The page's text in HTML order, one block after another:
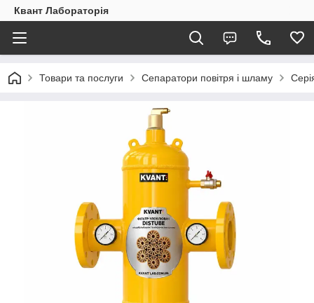
Квант Лабораторія
Товари та послуги Сепаратори повітря і шламу